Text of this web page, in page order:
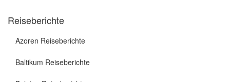
Reiseberichte
Azoren Reiseberichte
Baltikum Reiseberichte